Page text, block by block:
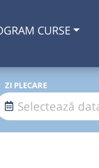
CURSE
ZI PLECARE